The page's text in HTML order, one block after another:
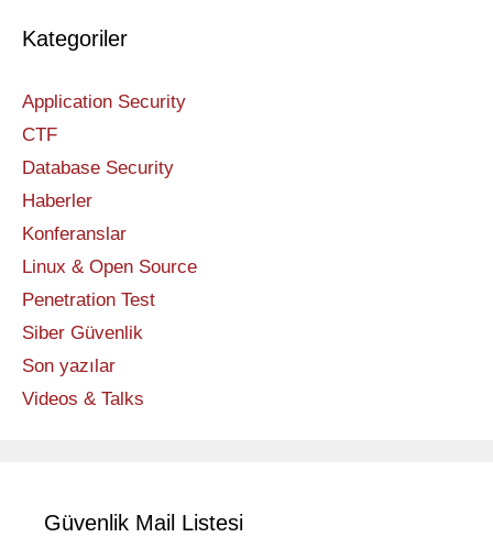
Kategoriler
Application Security
CTF
Database Security
Haberler
Konferanslar
Linux & Open Source
Penetration Test
Siber Güvenlik
Son yazılar
Videos & Talks
Güvenlik Mail Listesi